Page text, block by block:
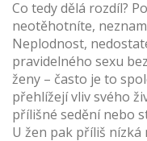
Co tedy dělá rozdíl?
neotěhotníte,
Neplodnost,
pravidelného sexu
ženy – často je to
přehlížejí vliv svého
přílišné sedění nebo
U žen pak příliš